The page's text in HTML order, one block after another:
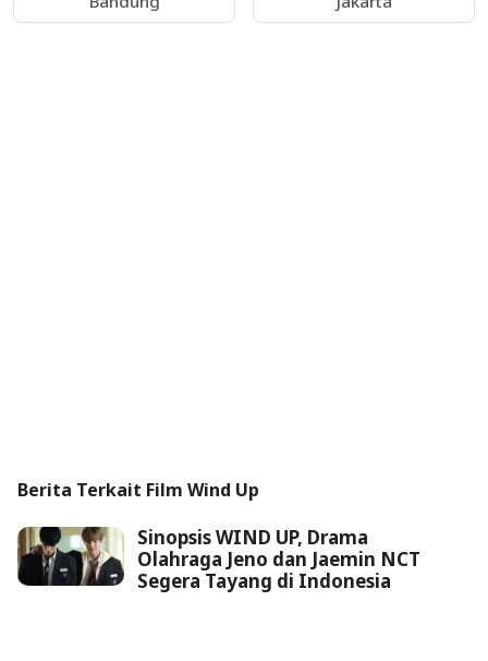
Berita Terkait Film Wind Up
Sinopsis WIND UP, Drama
Olahraga Jeno dan Jaemin NCT
Segera Tayang di Indonesia